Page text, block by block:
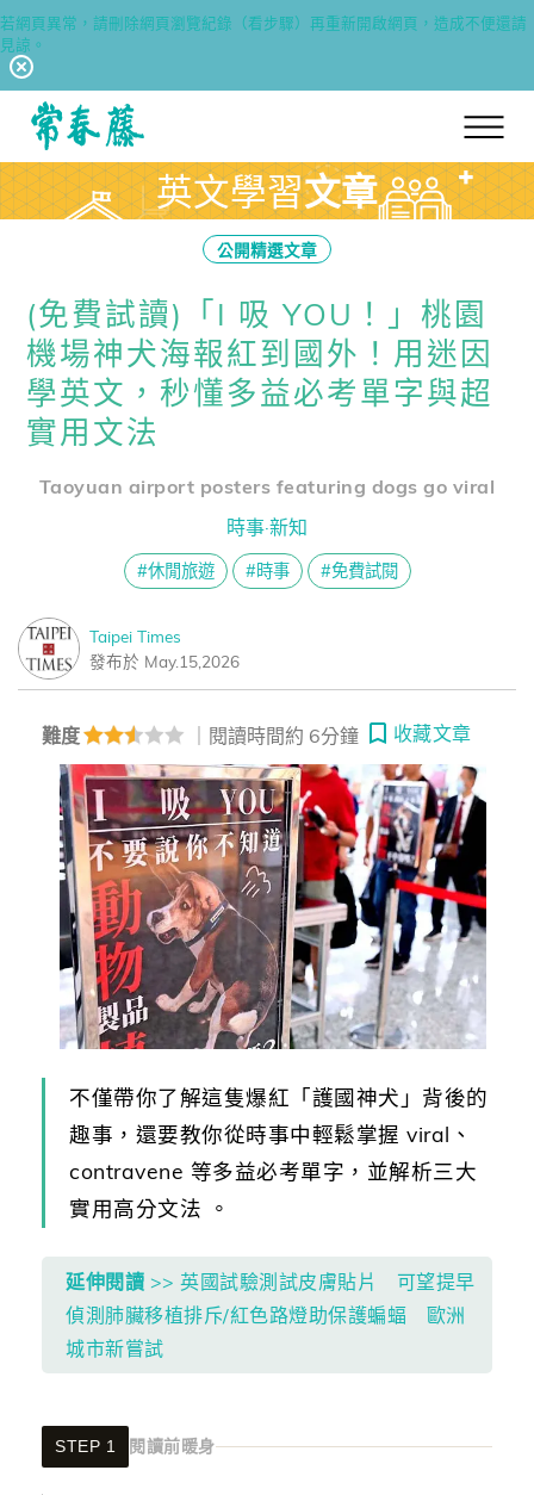
若網頁異常，請刪除網頁瀏覽紀錄（看步驟）再重新開啟網頁，造成不便還請
見諒。
回常春藤首頁 英文學習文章
公開精選文章
(免費試讀)「I 吸 YOU！」桃園
機場神犬海報紅到國外！用迷因
學英文，秒懂多益必考單字與超
實用文法
Taoyuan airport posters featuring dogs go viral
時事·新知
#休閒旅遊 #時事 #免費試閱
Taipei Times
發布於 May.15,2026
難度 ｜閱讀時間約 6分鐘 收藏文章
不僅帶你了解這隻爆紅「護國神犬」背後的
趣事，還要教你從時事中輕鬆掌握 viral、
contravene 等多益必考單字，並解析三大
實用高分文法 。
延伸閱讀 >> 英國試驗測試皮膚貼片 可望提早
偵測肺臟移植排斥/紅色路燈助保護蝙蝠 歐洲
城市新嘗試
STEP 1 閱讀前暖身